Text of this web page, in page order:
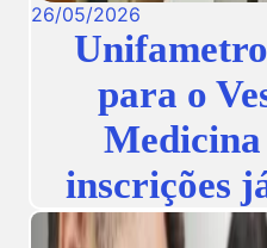
26/05/2026
para o
inscrições